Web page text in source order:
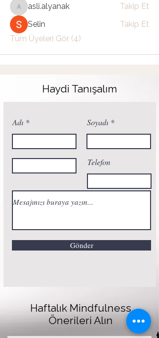
asli.alyanak
asli.alyanak
Takip Et
Selin
Takip Et
Tüm Üyeleri Gör (4)
Haydi Tanışalım
Adı Soyadı
Telefon
Gönder
Haftalık Mindfulness
Önerileri Alın